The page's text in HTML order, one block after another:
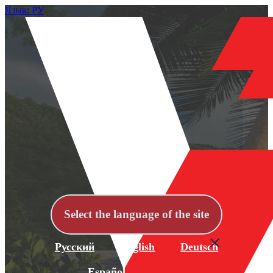
Язык: РУ
Select the language of the site
Русский English Deutsch